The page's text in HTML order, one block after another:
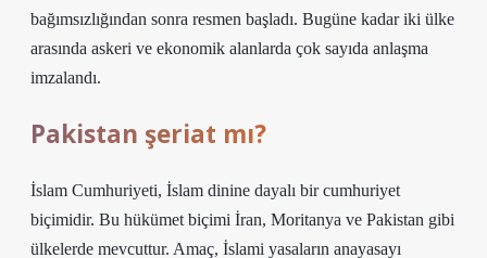
bağımsızlığından sonra resmen başladı. Bugüne kadar iki ülke
arasında askeri ve ekonomik alanlarda çok sayıda anlaşma
imzalandı.
Pakistan şeriat mı?
İslam Cumhuriyeti, İslam dinine dayalı bir cumhuriyet
biçimidir. Bu hükümet biçimi İran, Moritanya ve Pakistan gibi
ülkelerde mevcuttur. Amaç, İslami yasaların anayasayı